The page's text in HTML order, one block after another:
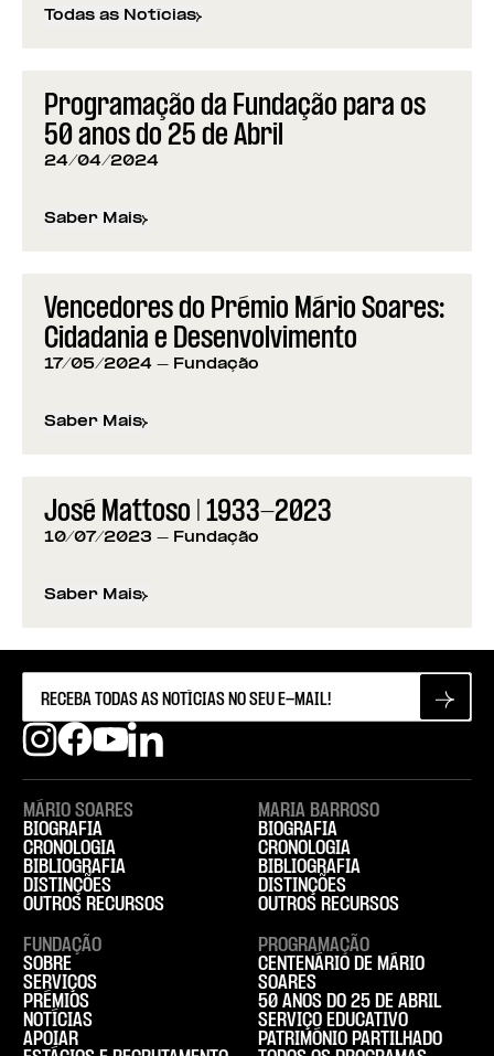
Todas as Notícias
Programação da Fundação para os
50 anos do 25 de Abril
24/04/2024
Saber Mais
sobre Programação da Fundação para os 50 anos
Vencedores do Prémio Mário Soares:
Cidadania e Desenvolvimento
17/05/2024 - Fundação
Saber Mais
sobre Vencedores do Prémio Mário Soares:
José Mattoso | 1933-2023
10/07/2023 - Fundação
Saber Mais
sobre José Mattoso | 1933-2023
MÁRIO SOARES
BIOGRAFIA
CRONOLOGIA
BIBLIOGRAFIA
DISTINÇÕES
OUTROS RECURSOS
MARIA BARROSO
BIOGRAFIA
CRONOLOGIA
BIBLIOGRAFIA
DISTINÇÕES
OUTROS RECURSOS
FUNDAÇÃO
SOBRE
SERVIÇOS
PRÉMIOS
NOTÍCIAS
APOIAR
PROGRAMAÇÃO
CENTENÁRIO DE MÁRIO
SOARES
50 ANOS DO 25 DE ABRIL
SERVIÇO EDUCATIVO
PATRIMÓNIO PARTILHADO